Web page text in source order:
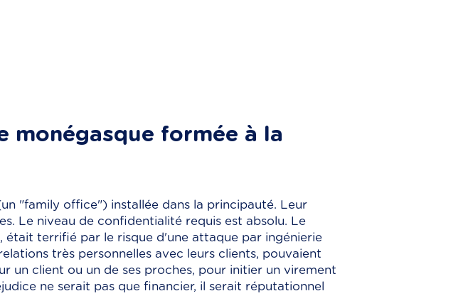
monégasque formée à la
"family office") installée dans la principauté. Leur
Le niveau de confidentialité requis est absolu. Le
terrifié par le risque d'une attaque par ingénierie
très personnelles avec leurs clients, pouvaient
un client ou un de ses proches, pour initier un virement
ne serait pas que financier, il serait réputationnel